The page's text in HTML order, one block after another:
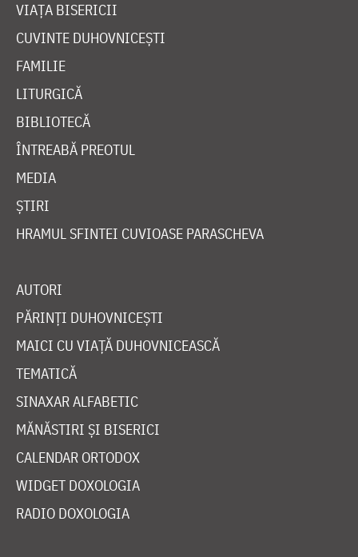
VIAȚA BISERICII
CUVINTE DUHOVNICEȘTI
FAMILIE
LITURGICĂ
BIBLIOTECĂ
ÎNTREABĂ PREOTUL
MEDIA
ȘTIRI
HRAMUL SFINTEI CUVIOASE PARASCHEVA
AUTORI
PĂRINȚI DUHOVNICEȘTI
MAICI CU VIAȚĂ DUHOVNICEASCĂ
TEMATICĂ
SINAXAR ALFABETIC
MĂNĂSTIRI ȘI BISERICI
CALENDAR ORTODOX
WIDGET DOXOLOGIA
RADIO DOXOLOGIA